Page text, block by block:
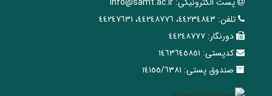
تلفن: ٤٤٢٣٤٨٤٣، ٤٤٢٤٨٧٧٦، ٤٤٢٤٧٦٣١
دورنگار: ٤٤٢٤٨٧٧٧
کدپستی: ١٤٦٣٦٤٥٨٥١
صندوق پستی: ١٤١٥٥/٦٣٨١